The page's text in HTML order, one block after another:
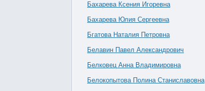
Бахарева Ксения Игоревна
Бахарева Юлия Сергеевна
Бгатова Наталия Петровна
Белавин Павел Александрович
Белковец Анна Владимировна
Белокопытова Полина Станиславовна